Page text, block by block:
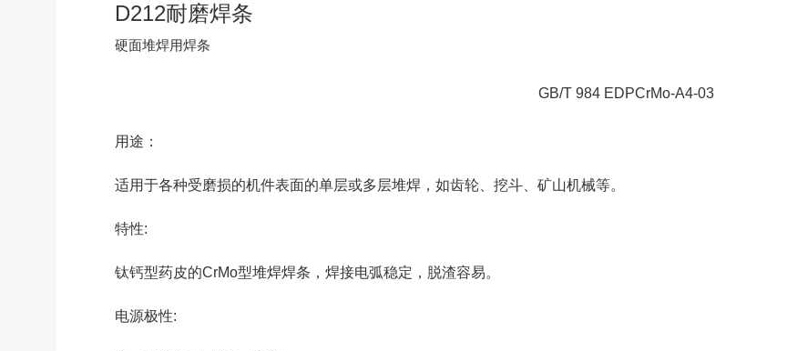
D212耐磨焊条
硬面堆焊用焊条
GB/T 984 EDPCrMo-A4-03
用途：
适用于各种受磨损的机件表面的单层或多层堆焊，如齿轮、挖斗、矿山机械等。
特性:
钛钙型药皮的CrMo型堆焊焊条，焊接电弧稳定，脱渣容易。
电源极性: